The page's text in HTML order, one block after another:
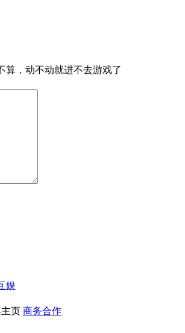
算，动不动就进不去游戏了
娱
页 商务合作